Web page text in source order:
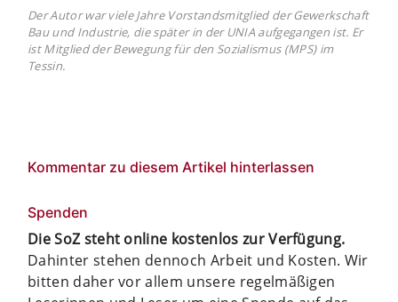
Der Autor war viele Jahre Vorstandsmitglied der Gewerkschaft
Bau und Industrie, die später in der UNIA aufgegangen ist. Er
ist Mitglied der Bewegung für den Sozialismus (MPS) im
Tessin.
Kommentar zu diesem Artikel hinterlassen
Spenden
Die SoZ steht online kostenlos zur Verfügung.
Dahinter stehen dennoch Arbeit und Kosten. Wir
bitten daher vor allem unsere regelmäßigen